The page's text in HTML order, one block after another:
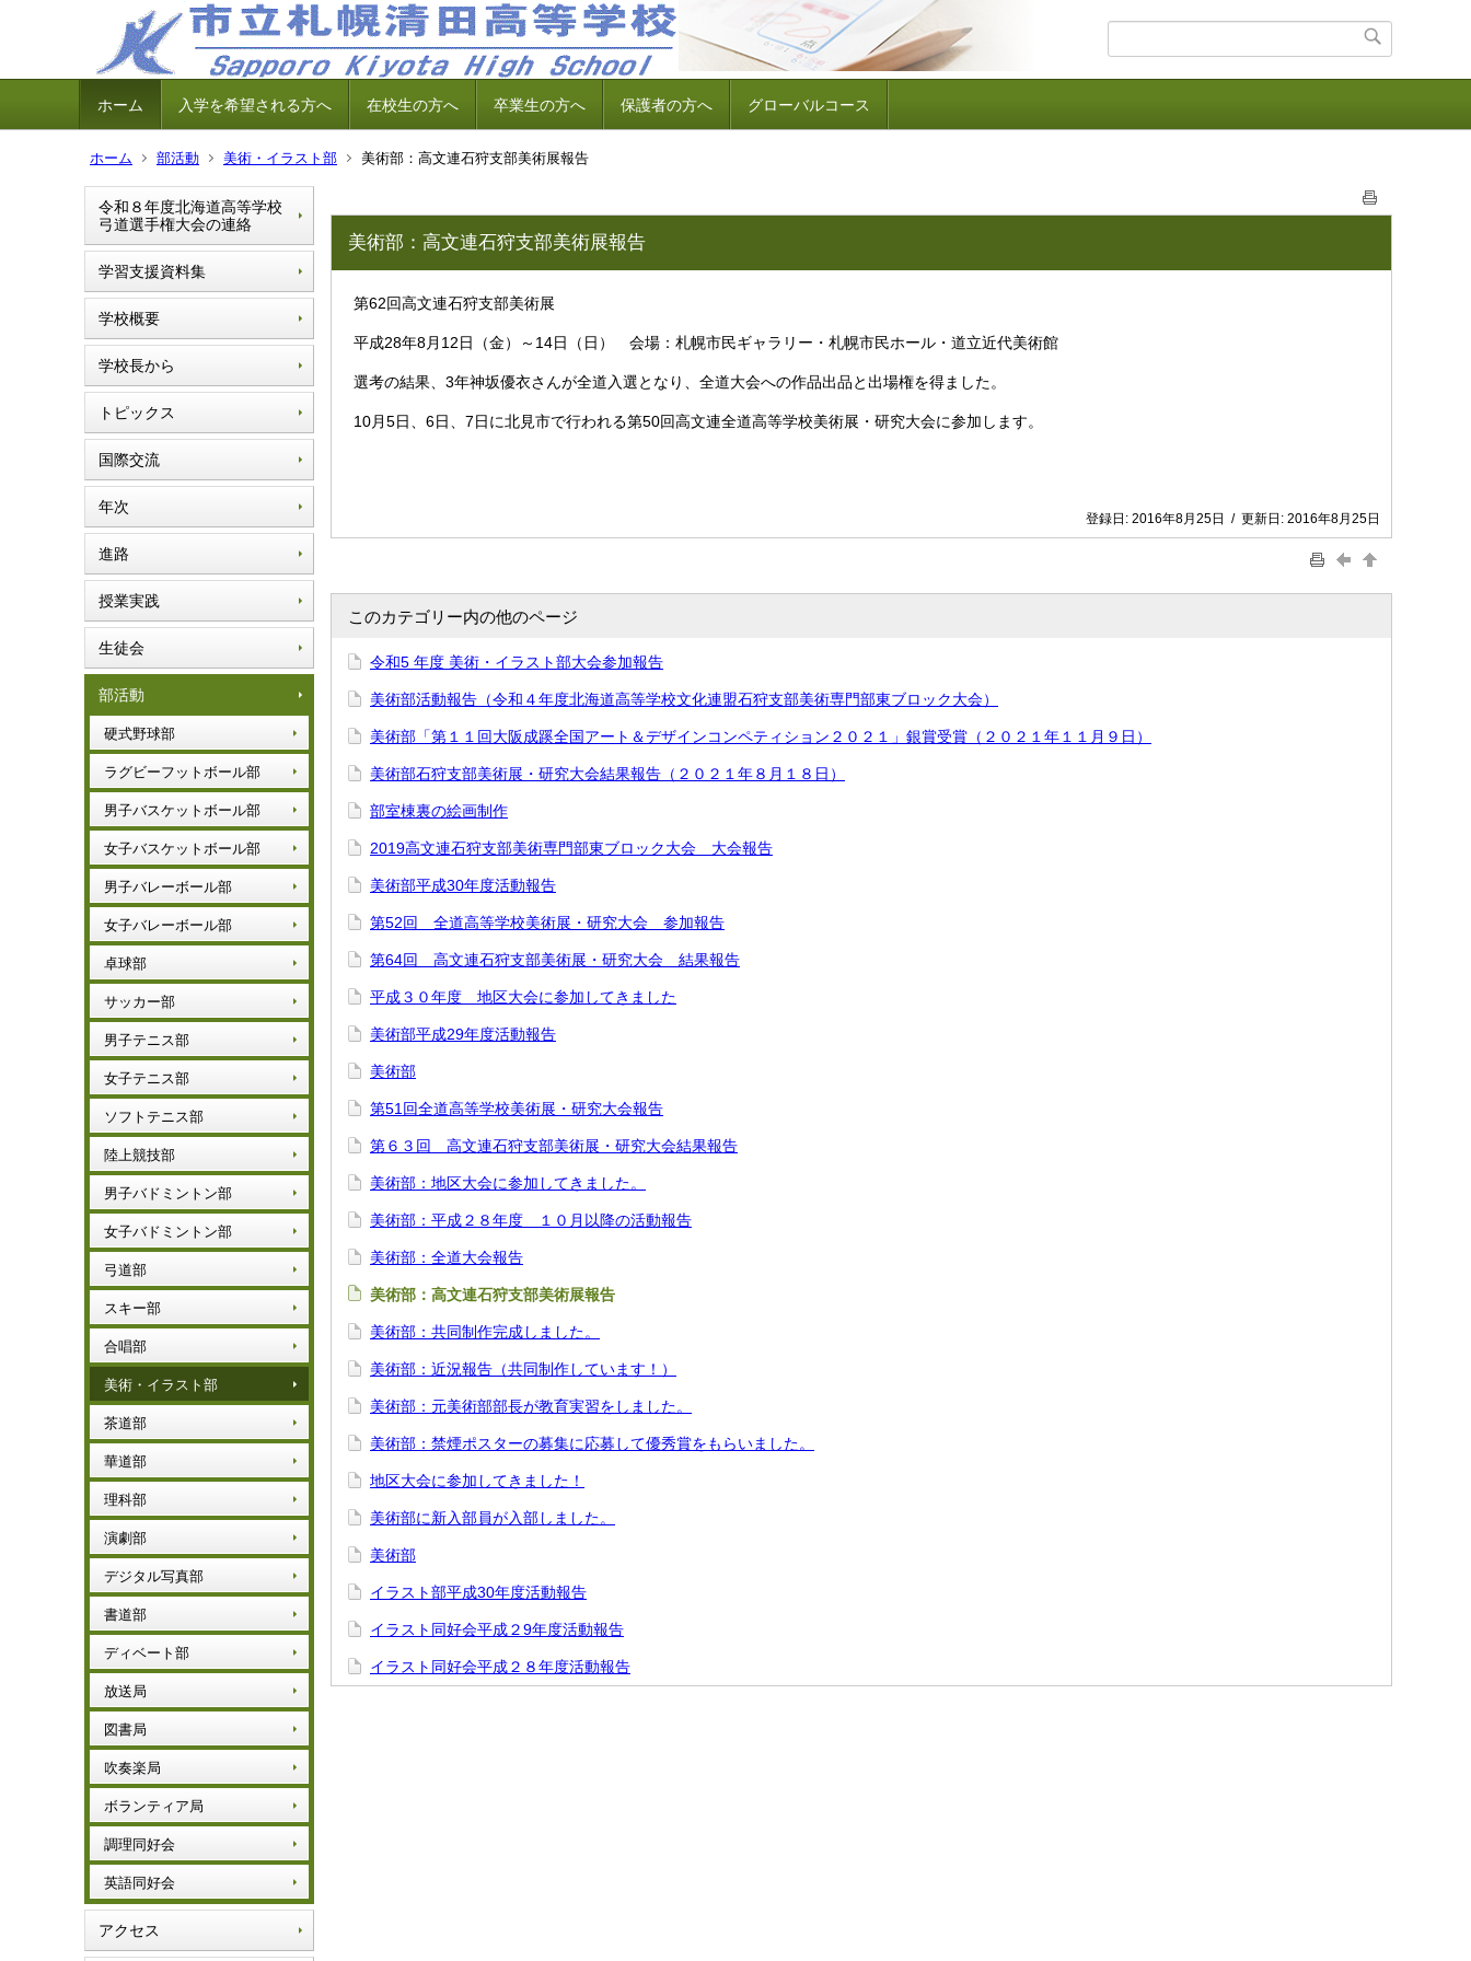
ホーム 入学を希望される方へ 在校生の方へ 卒業生の方へ 保護者の方へ グローバルコース
ホーム 部活動 美術・イラスト部 美術部：高文連石狩支部美術展報告
令和８年度北海道高等学校
弓道選手権大会の連絡
学習支援資料集
学校概要
学校長から
トピックス
国際交流
年次
進路
授業実践
生徒会
部活動
硬式野球部
ラグビーフットボール部
男子バスケットボール部
女子バスケットボール部
男子バレーボール部
女子バレーボール部
卓球部
サッカー部
男子テニス部
女子テニス部
ソフトテニス部
陸上競技部
男子バドミントン部
女子バドミントン部
弓道部
スキー部
合唱部
美術・イラスト部
茶道部
華道部
理科部
演劇部
デジタル写真部
書道部
ディベート部
放送局
図書局
吹奏楽局
ボランティア局
調理同好会
英語同好会
アクセス
美術部：高文連石狩支部美術展報告
第62回高文連石狩支部美術展
平成28年8月12日（金）～14日（日） 会場：札幌市民ギャラリー・札幌市民ホール・道立近代美術館
選考の結果、3年神坂優衣さんが全道入選となり、全道大会への作品出品と出場権を得ました。
10月5日、6日、7日に北見市で行われる第50回高文連全道高等学校美術展・研究大会に参加します。
登録日: 2016年8月25日 / 更新日: 2016年8月25日
このカテゴリー内の他のページ
令和5 年度 美術・イラスト部大会参加報告
美術部活動報告（令和４年度北海道高等学校文化連盟石狩支部美術専門部東ブロック大会）
美術部「第１１回大阪成蹊全国アート＆デザインコンペティション２０２１」銀賞受賞（２０２１年１１月９日）
美術部石狩支部美術展・研究大会結果報告（２０２１年８月１８日）
部室棟裏の絵画制作
2019高文連石狩支部美術専門部東ブロック大会 大会報告
美術部平成30年度活動報告
第52回 全道高等学校美術展・研究大会 参加報告
第64回 高文連石狩支部美術展・研究大会 結果報告
平成３０年度 地区大会に参加してきました
美術部平成29年度活動報告
美術部
第51回全道高等学校美術展・研究大会報告
第６３回 高文連石狩支部美術展・研究大会結果報告
美術部：地区大会に参加してきました。
美術部：平成２８年度 １０月以降の活動報告
美術部：全道大会報告
美術部：高文連石狩支部美術展報告
美術部：共同制作完成しました。
美術部：近況報告（共同制作しています！）
美術部：元美術部部長が教育実習をしました。
美術部：禁煙ポスターの募集に応募して優秀賞をもらいました。
地区大会に参加してきました！
美術部に新入部員が入部しました。
美術部
イラスト部平成30年度活動報告
イラスト同好会平成２9年度活動報告
イラスト同好会平成２８年度活動報告